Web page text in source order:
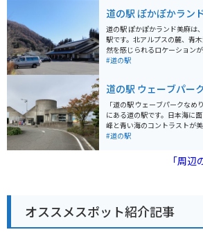
楽しめます。 バイクでのツーリングにも最適な場所で、
駐車場も広々としています。
ートとして賑わい、夏は登山
イダーなどのアウトドアアク
の駅 白馬を拠点に、白馬村の
道の駅 ぽかぽかラン
道の駅 ぽかぽかランド美麻は
駅です。北アルプスの麓、青
然を感じられるロケーションが魅力です
木湖で楽しめるカヌーやSUP
れている農産物直売所や、地
があり、休憩だけでなくショ
す。 バイクで訪れる際は、道の駅から続く、北アルプス
や青木湖の絶景を望むワイン
おすすめです。周辺には、温泉
#道の駅
道の駅 ウェーブパー
「道の駅 ウェーブパークな
にある道の駅です。日本海に
峰と青い海のコントラストが
新鮮な魚介類を販売する「海
能できます。また、併設の「
では、滑川市の特産品である
良くツーリングにおすすめのル
を挟みながら、海風を感じな
すめです。 周辺には、遊覧船で富山湾の景観や魚を観察
#道の駅
「周
オススメスポット紹介記事